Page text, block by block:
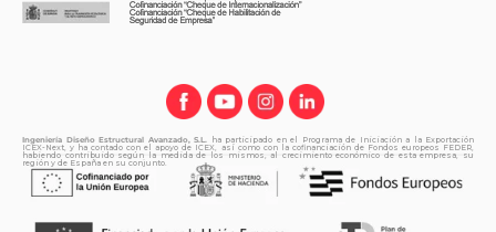
Ingeniería Diseño Estructural Avanzado, S.L. ha participado en el Programa de Iniciación a la Exportación
ICEX-Next, y ha contado con el apoyo de ICEX, así como con la cofinanciación de Fondos europeos FEDER,
habiendo contribuido según la medida de los mismos, al crecimiento económico de esta empresa, su
región y de España en su conjunto.